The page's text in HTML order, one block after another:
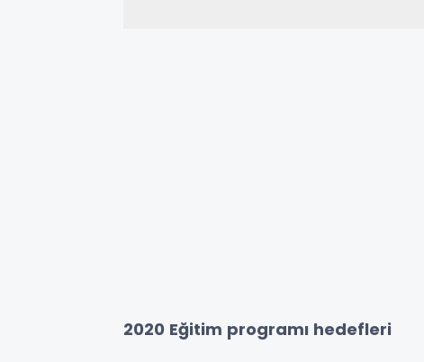
2020 Eğitim programı hedefleri